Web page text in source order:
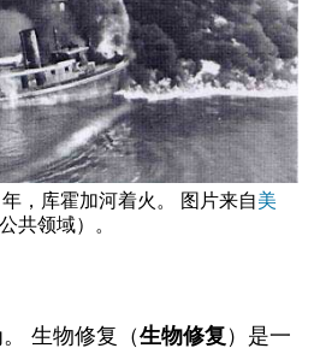
年，库霍加河着火。 图片来自美
公共领域）。
生物修复（生物修复 ）是一